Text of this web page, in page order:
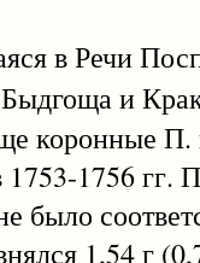
в Речи
Быдгоща и
коронные П.
1753-1756 гг.
было
1,54 г